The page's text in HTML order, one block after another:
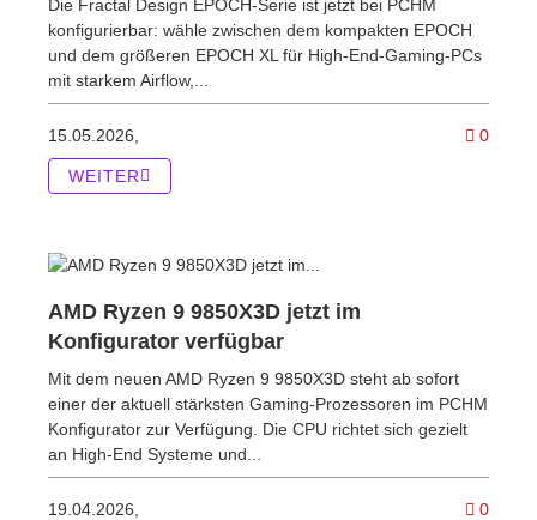
Die Fractal Design EPOCH-Serie ist jetzt bei PCHM
konfigurierbar: wähle zwischen dem kompakten EPOCH
und dem größeren EPOCH XL für High-End-Gaming-PCs
mit starkem Airflow,...
15.05.2026, 0
WEITER
AMD Ryzen 9 9850X3D jetzt im
Konfigurator verfügbar
Mit dem neuen AMD Ryzen 9 9850X3D steht ab sofort
einer der aktuell stärksten Gaming-Prozessoren im PCHM
Konfigurator zur Verfügung. Die CPU richtet sich gezielt
an High-End Systeme und...
19.04.2026, 0